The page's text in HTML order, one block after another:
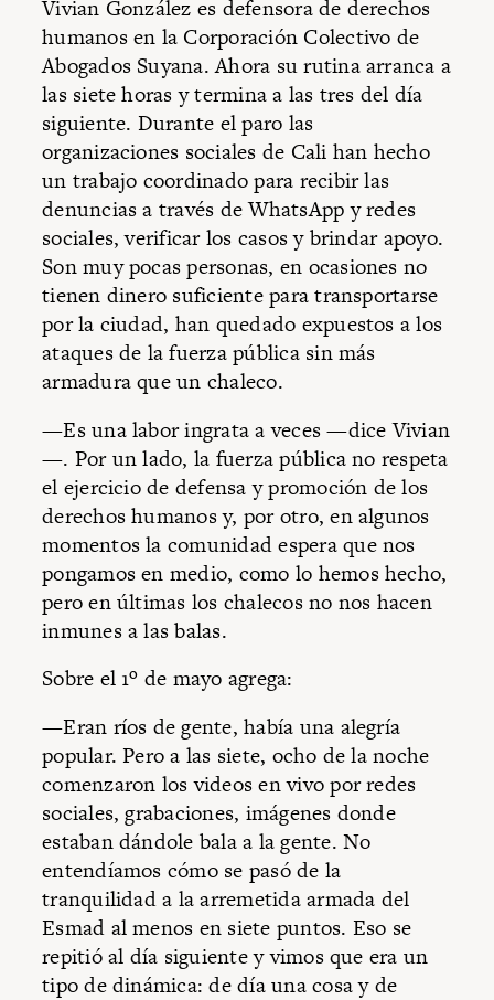
Vivian González es defensora de derechos
humanos en la Corporación Colectivo de
Abogados Suyana. Ahora su rutina arranca a
las siete horas y termina a las tres del día
siguiente. Durante el paro las
organizaciones sociales de Cali han hecho
un trabajo coordinado para recibir las
denuncias a través de WhatsApp y redes
sociales, verificar los casos y brindar apoyo.
Son muy pocas personas, en ocasiones no
tienen dinero suficiente para transportarse
por la ciudad, han quedado expuestos a los
ataques de la fuerza pública sin más
armadura que un chaleco.
—Es una labor ingrata a veces —dice Vivian
—. Por un lado, la fuerza pública no respeta
el ejercicio de defensa y promoción de los
derechos humanos y, por otro, en algunos
momentos la comunidad espera que nos
pongamos en medio, como lo hemos hecho,
pero en últimas los chalecos no nos hacen
inmunes a las balas.
Sobre el 1º de mayo agrega:
—Eran ríos de gente, había una alegría
popular. Pero a las siete, ocho de la noche
comenzaron los videos en vivo por redes
sociales, grabaciones, imágenes donde
estaban dándole bala a la gente. No
entendíamos cómo se pasó de la
tranquilidad a la arremetida armada del
Esmad al menos en siete puntos. Eso se
repitió al día siguiente y vimos que era un
tipo de dinámica: de día una cosa y de